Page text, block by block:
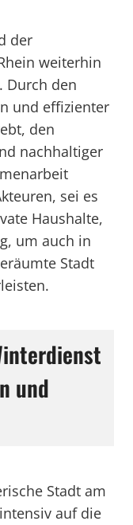
der
weiterhin
Durch den
und effizienter
den
nachhaltiger
sei es
Haushalte,
um auch in
Stadt
und
Stadt am
auf die